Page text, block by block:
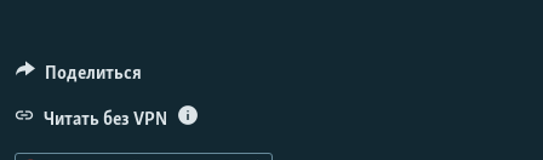
ПОДПИШИТЕСЬ НА РАССЫЛКУ
СОЦИАЛЬНЫЕ СЕТИ
Поделиться
Читать без VPN